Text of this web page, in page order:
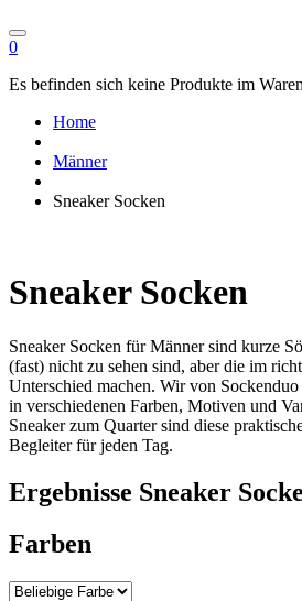
0
Es befinden sich keine Produkte im
Home
Männer
Sneaker Socken
Sneaker Socken
Sneaker Socken für Männer sind kurze
(fast) nicht zu sehen sind, aber die im
Unterschied machen. Wir von
in verschiedenen Farben, Motiven und
Sneaker zum Quarter sind diese
Begleiter für jeden Tag.
Ergebnisse Sneaker
Farben